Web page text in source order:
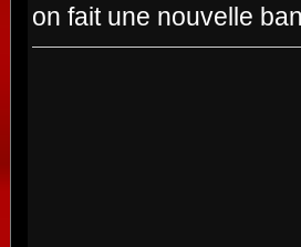
on fait une nouvelle